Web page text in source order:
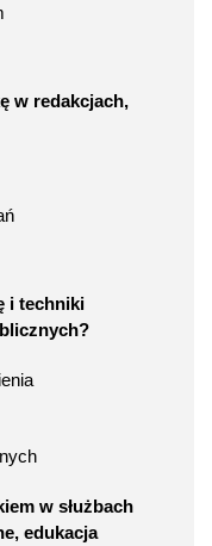
w redakcjach,
i techniki
w służbach
edukacja